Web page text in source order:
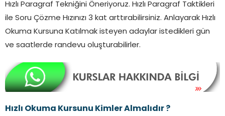
Hızlı Paragraf Tekniğini Öneriyoruz. Hızlı Paragraf Taktikleri
ile Soru Çözme Hızınızı 3 kat arttırabilirsiniz. Anlayarak Hızlı
Okuma Kursuna Katılmak isteyen adaylar istedikleri gün
ve saatlerde randevu oluşturabilirler.
Hızlı Okuma Kursunu Kimler Almalıdır ?